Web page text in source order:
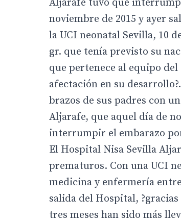
Aljarafe tuvo que
noviembre de 2015 y ayer
la UCI neonatal Sevilla, 10
gr. que tenía previsto su
que pertenece al equipo
afectación en su
brazos de sus padres con
Aljarafe, que aquel día de
interrumpir el embarazo
El Hospital Nisa Sevilla
prematuros. Con una UCI
medicina y enfermería
salida del Hospital,
tres meses han sido más